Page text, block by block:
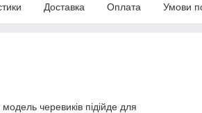
Доставка Оплата Умови
черевиків підійде для